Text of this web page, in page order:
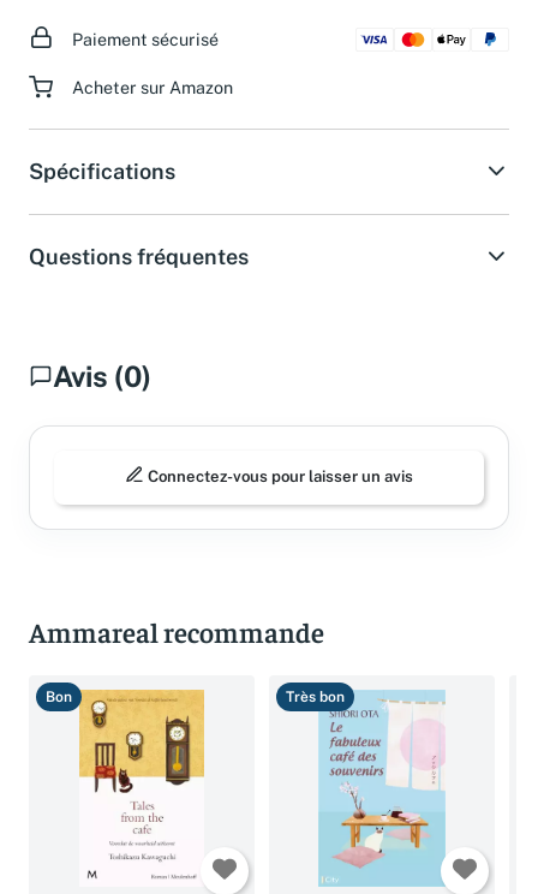
Paiement sécurisé
Acheter sur Amazon
Spécifications
Questions fréquentes
Avis (0)
Connectez-vous pour laisser un avis
Ammareal recommande
Bon Très bon